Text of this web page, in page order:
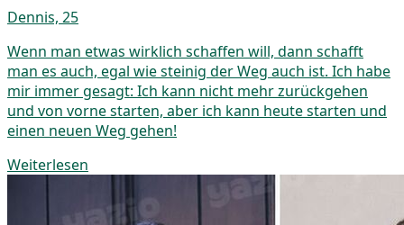
Dennis, 25
Wenn man etwas wirklich schaffen will, dann schafft
man es auch, egal wie steinig der Weg auch ist. Ich habe
mir immer gesagt: Ich kann nicht mehr zurückgehen
und von vorne starten, aber ich kann heute starten und
einen neuen Weg gehen!
Weiterlesen